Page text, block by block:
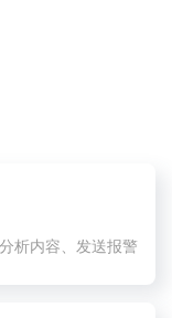
析内容、发送报警